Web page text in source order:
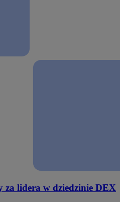
za lidera w dziedzinie DEX